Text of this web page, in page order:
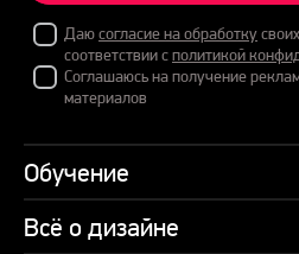
Даюсогласие на обработку
соответствии сполитикой
Соглашаюсь на получение
материалов
Обучение
Курсы
Всё о дизайне